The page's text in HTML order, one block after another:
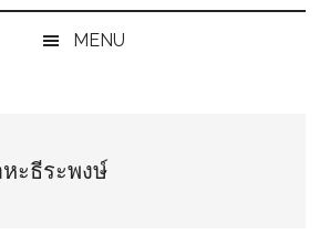
MENU
ะธีระพงษ์